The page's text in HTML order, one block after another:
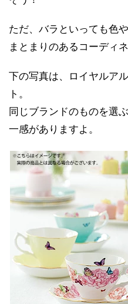
ただ、バラといっても色
まとまりのあるコーディ
下の写真は、ロイヤルア
ト。
同じブランドのものを選
一感がありますよ。